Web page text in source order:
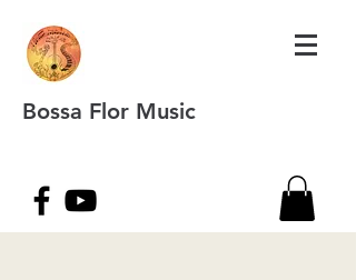
Bossa Flor Music